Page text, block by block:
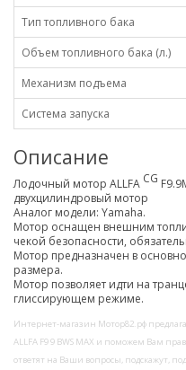
Тип топливного бака
Объем топливного бака (л.)
Механизм подъема
Система запуска
Описание
Лодочный мотор ALLFA CG
двухцилиндровый мотор
Аналог модели: Yamaha.
Мотор оснащен внешним
чекой безопасности,
Мотор предназначен в
размера.
Мотор позволяет идти на
глиссирующем режиме.
Интернет-магазин Мотор82.рф
ALLFA F9 9 BWS MAX и поможем Вам
ответят на Ваши вопросы, подскажут,